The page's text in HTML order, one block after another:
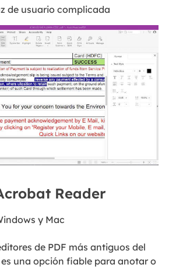
de usuario complicada
Reader
y Mac
de PDF más antiguos del
una opción fiable para anotar o